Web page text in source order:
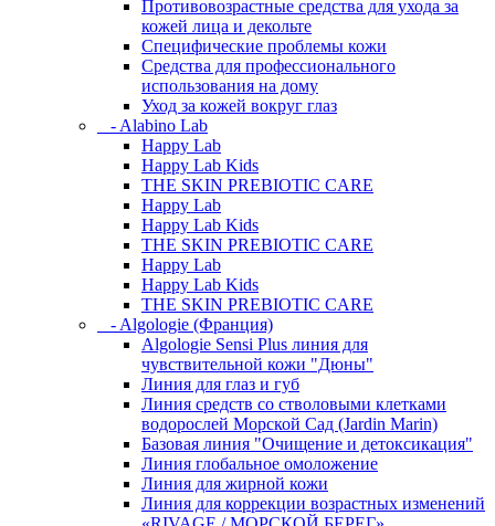
Противовозрастные средства для ухода за
кожей лица и декольте
Специфические проблемы кожи
Средства для профессионального
использования на дому
Уход за кожей вокруг глаз
- Alabino Lab
Happy Lab
Happy Lab Kids
THE SKIN PREBIOTIC CARE
Happy Lab
Happy Lab Kids
THE SKIN PREBIOTIC CARE
Happy Lab
Happy Lab Kids
THE SKIN PREBIOTIC CARE
- Algologie (Франция)
Algologie Sensi Plus линия для
чувcтвительной кожи "Дюны"
Линия для глаз и губ
Линия средств со стволовыми клетками
водорослей Морской Сад (Jardin Marin)
Базовая линия "Очищение и детоксикация"
Линия глобальное омоложение
Линия для жирной кожи
Линия для коррекции возрастных изменений